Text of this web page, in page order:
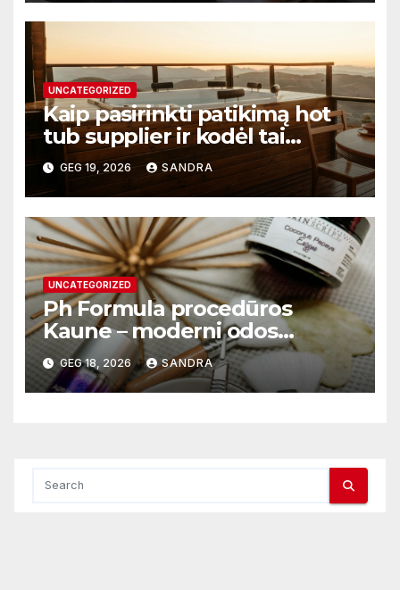
UNCATEGORIZED
Kaip pasirinkti patikimą hot
tub supplier ir kodėl tai
svarbu?
GEG 19, 2026 SANDRA
UNCATEGORIZED
Ph Formula procedūros
Kaune – moderni odos
atnaujinimo sistema
GEG 18, 2026 SANDRA